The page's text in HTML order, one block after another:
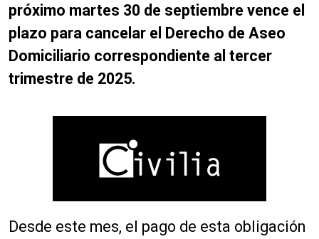
próximo martes 30 de septiembre vence el
plazo para cancelar el Derecho de Aseo
Domiciliario correspondiente al tercer
trimestre de 2025.
Desde este mes, el pago de esta obligación